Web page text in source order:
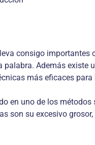
consigo
Además
más eficaces
en uno de los
son su excesivo